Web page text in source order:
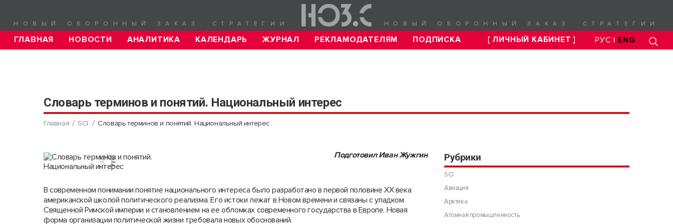
НОВЫЙ ОБОРОННЫЙ ЗАКАЗ. СТРАТЕГИИ НОВЫЙ ОБОРОННЫЙ ЗАКАЗ. СТРАТЕГИИ
ГЛАВНАЯ НОВОСТИ АНАЛИТИКА КАЛЕНДАРЬ ЖУРНАЛ РЕКЛАМОДАТЕЛЯМ ПОДПИСКА [ ЛИЧНЫЙ КАБИНЕТ ] РУС | ENG
Словарь терминов и понятий. Национальный интерес
Главная SCI. Словарь терминов и понятий. Национальный интерес
Подготовил Иван Жужгин
В современном понимании понятие национального интереса было разработано в первой половине ХХ века
американской школой политического реализма. Его истоки лежат в Новом времени и связаны с упадком
Священной Римской империи и становлением на ее обломках современного государства в Европе. Новая
форма организации политической жизни требовала новых обоснований.
Рубрики
SCI.
Авиация
Арктика
Атомная промышленность